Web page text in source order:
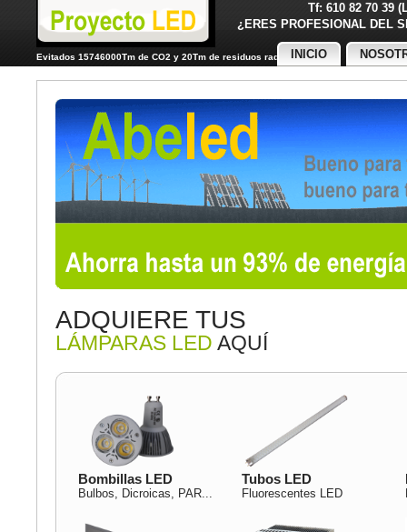
Tf: 610 82 70 39
¿ERES PROFESIONAL
Evitados 15746000Tm de CO2 y 20Tm de residuos radiactivos
INICIO
ADQUIERE TUS
LÁMPARAS LED AQUÍ
Bombillas LED
Bulbos, Dicroicas, PAR...
Tubos LED
Fluorescentes LED